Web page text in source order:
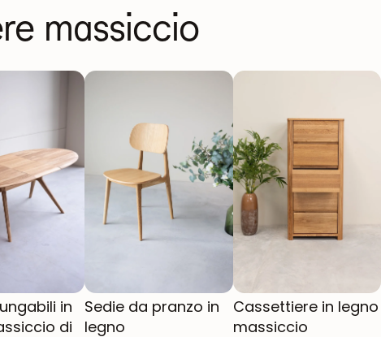
massiccio
in
di
Sedie da pranzo in
legno
Cassettiere in legno
massiccio